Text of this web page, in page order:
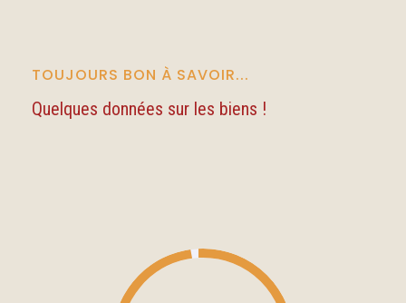
TOUJOURS BON À SAVOIR...
Quelques données sur les biens !